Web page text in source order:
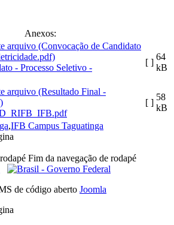
Anexos:
- Processo Seletivo -
[ ]
64
kB
[ ]
58
kB
,IFB Campus Taguatinga
Fim da navegação de rodapé
de código aberto Joomla